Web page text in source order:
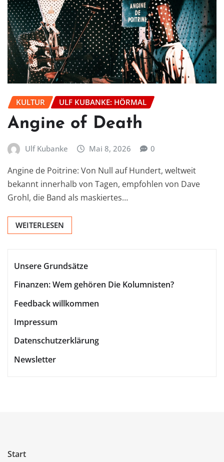
KULTUR ULF KUBANKE: HÖRMAL
Angine of Death
Ulf Kubanke Mai 8, 2026 0
Angine de Poitrine: Von Null auf Hundert, weltweit
bekannt innerhalb von Tagen, empfohlen von Dave
Grohl, die Band als maskiertes…
WEITERLESEN
Unsere Grundsätze
Finanzen: Wem gehören Die Kolumnisten?
Feedback willkommen
Impressum
Datenschutzerklärung
Newsletter
Start